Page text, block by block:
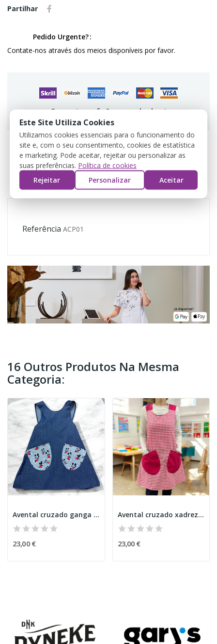
Partilhar
Pedido Urgente?
Contate-nos através dos meios disponíveis por favor.
Guarantee safe & secure checkout
DADOS DO PRODUTO
COMENTÁRIOS
Referência ACP01
16 Outros Produtos Na Mesma
Categoria:
Avental cruzado ganga Mickey
23,00 €
Avental cruzado xadrez rosa basico
23,00 €
Este Site Utiliza Cookies
Utilizamos cookies essenciais para o funcionamento do
site e, com o seu consentimento, cookies de estatística
e marketing. Pode aceitar, rejeitar ou personalizar as
suas preferências. Política de cookies
Rejeitar
Personalizar Aceitar